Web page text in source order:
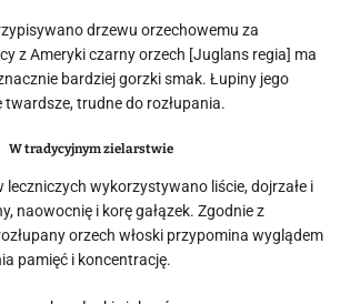
drzewu orzechowemu za
z Ameryki czarny orzech [Juglans regia] ma
bardziej gorzki smak. Łupiny jego
trudne do rozłupania.
W tradycyjnym zielarstwie
leczniczych wykorzystywano liście, dojrzałe i
naowocnię i korę gałązek. Zgodnie z
orzech włoski przypomina wyglądem
pamięć i koncentrację.